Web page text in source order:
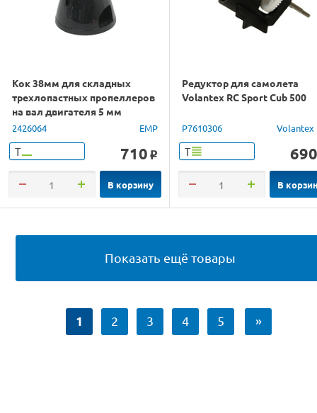
Кок 38мм для складных
трехлопастных пропеллеров
на вал двигателя 5 мм
2426064 EMP
Т 710 o
В корзину
Редуктор для самолета
Volantex RC Sport Cub 500
P7610306 Volantex
Т 690
В
Показать ещё товары
1 2 3 4 5 »